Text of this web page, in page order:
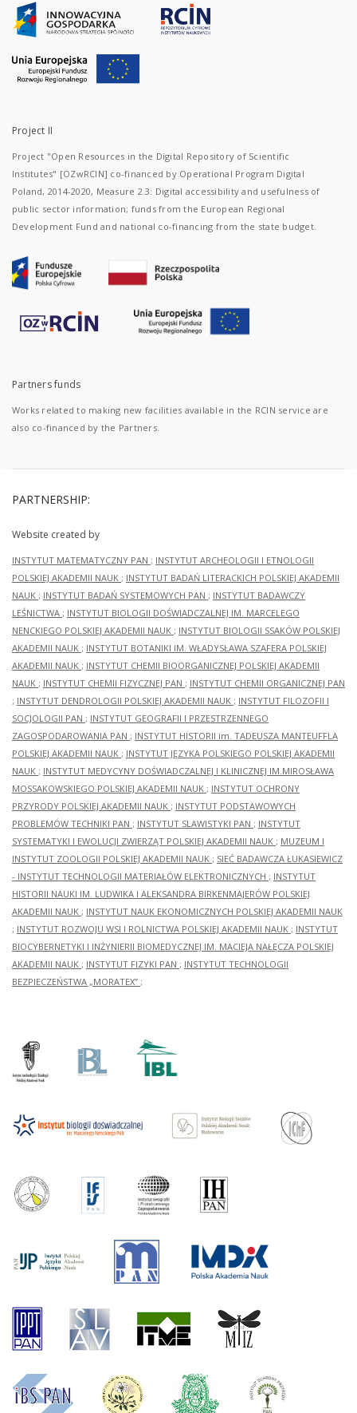
Project II
Project "Open Resources in the Digital Repository of Scientific
Institutes" [OZwRCIN] co-financed by Operational Program Digital
Poland, 2014-2020, Measure 2.3: Digital accessibility and usefulness of
public sector information; funds from the European Regional
Development Fund and national co-financing from the state budget.
Partners funds
Works related to making new facilities available in the RCIN service are
also co-financed by the Partners.
PARTNERSHIP:
Website created by
INSTYTUT MATEMATYCZNY PAN ; INSTYTUT ARCHEOLOGII I ETNOLOGII
POLSKIEJ AKADEMII NAUK ; INSTYTUT BADAŃ LITERACKICH POLSKIEJ AKADEMII
NAUK ; INSTYTUT BADAŃ SYSTEMOWYCH PAN ; INSTYTUT BADAWCZY
LEŚNICTWA ; INSTYTUT BIOLOGII DOŚWIADCZALNEJ IM. MARCELEGO
NENCKIEGO POLSKIEJ AKADEMII NAUK ; INSTYTUT BIOLOGII SSAKÓW POLSKIEJ
AKADEMII NAUK ; INSTYTUT BOTANIKI IM. WŁADYSŁAWA SZAFERA POLSKIEJ
AKADEMII NAUK ; INSTYTUT CHEMII BIOORGANICZNEJ POLSKIEJ AKADEMII
NAUK ; INSTYTUT CHEMII FIZYCZNEJ PAN ; INSTYTUT CHEMII ORGANICZNEJ PAN
; INSTYTUT DENDROLOGII POLSKIEJ AKADEMII NAUK ; INSTYTUT FILOZOFII I
SOCJOLOGII PAN ; INSTYTUT GEOGRAFII I PRZESTRZENNEGO
ZAGOSPODAROWANIA PAN ; INSTYTUT HISTORII im. TADEUSZA MANTEUFFLA
POLSKIEJ AKADEMII NAUK ; INSTYTUT JĘZYKA POLSKIEGO POLSKIEJ AKADEMII
NAUK ; INSTYTUT MEDYCYNY DOŚWIADCZALNEJ I KLINICZNEJ IM.MIROSŁAWA
MOSSAKOWSKIEGO POLSKIEJ AKADEMII NAUK ; INSTYTUT OCHRONY
PRZYRODY POLSKIEJ AKADEMII NAUK ; INSTYTUT PODSTAWOWYCH
PROBLEMÓW TECHNIKI PAN ; INSTYTUT SLAWISTYKI PAN ; INSTYTUT
SYSTEMATYKI I EWOLUCJI ZWIERZĄT POLSKIEJ AKADEMII NAUK ; MUZEUM I
INSTYTUT ZOOLOGII POLSKIEJ AKADEMII NAUK ; SIEĆ BADAWCZA ŁUKASIEWICZ
- INSTYTUT TECHNOLOGII MATERIAŁÓW ELEKTRONICZNYCH ; INSTYTUT
HISTORII NAUKI IM. LUDWIKA I ALEKSANDRA BIRKENMAJERÓW POLSKIEJ
AKADEMII NAUK ; INSTYTUT NAUK EKONOMICZNYCH POLSKIEJ AKADEMII NAUK
; INSTYTUT ROZWOJU WSI I ROLNICTWA POLSKIEJ AKADEMII NAUK ; INSTYTUT
BIOCYBERNETYKI I INŻYNIERII BIOMEDYCZNEJ IM. MACIEJA NAŁĘCZA POLSKIEJ
AKADEMII NAUK ; INSTYTUT FIZYKI PAN ; INSTYTUT TECHNOLOGII
BEZPIECZEŃSTWA „MORATEX” ;